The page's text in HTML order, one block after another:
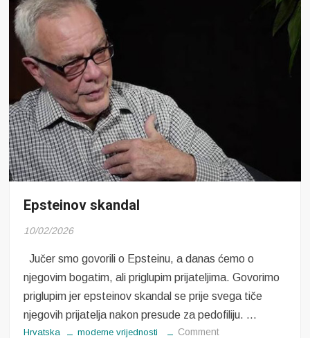
Epsteinov skandal
10/02/2026
Jučer smo govorili o Epsteinu, a danas ćemo o
njegovim bogatim, ali priglupim prijateljima. Govorimo
priglupim jer epsteinov skandal se prije svega tiče
njegovih prijatelja nakon presude za pedofiliju. …
Hrvatska moderne vrijednosti Commenton